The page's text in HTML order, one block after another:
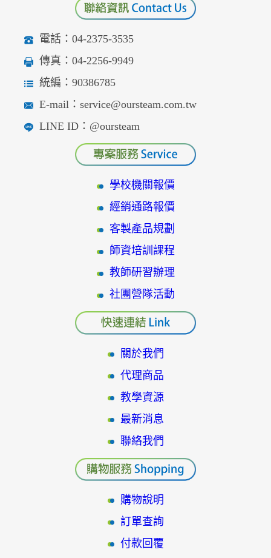
電話：04-2375-3535
傳真：04-2256-9949
統編：90386785
E-mail：service@oursteam.com.tw
LINE ID：@oursteam
學校機關報價
經銷通路報價
客製產品規劃
師資培訓課程
教師研習辦理
社團營隊活動
關於我們
代理商品
教學資源
最新消息
聯絡我們
購物說明
訂單查詢
付款回覆